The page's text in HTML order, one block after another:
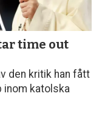
time out
den kritik han fått
inom katolska